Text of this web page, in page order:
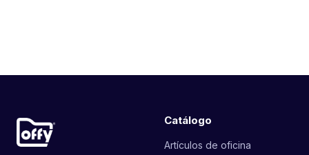
Catálogo
Artículos de oficina